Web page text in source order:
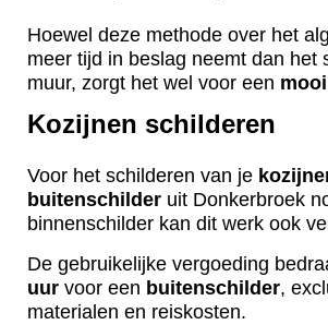
Hoewel deze methode over het
meer tijd in beslag neemt dan het
muur, zorgt het wel voor een mooi
Kozijnen schilderen
Voor het schilderen van je
buitenschilder uit Donkerbroek
binnenschilder kan dit werk ook
De gebruikelijke vergoeding
uur voor een buitenschilder,
materialen en reiskosten.